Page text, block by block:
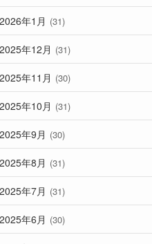
2026年1月 (31)
2025年12月 (31)
2025年11月 (30)
2025年10月 (31)
2025年9月 (30)
2025年8月 (31)
2025年7月 (31)
2025年6月 (30)